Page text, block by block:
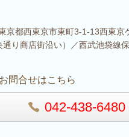
京都西東京市東町3-1-13西東京
通り商店街沿い）／西武池袋線
問合せはこちら
042-438-6480